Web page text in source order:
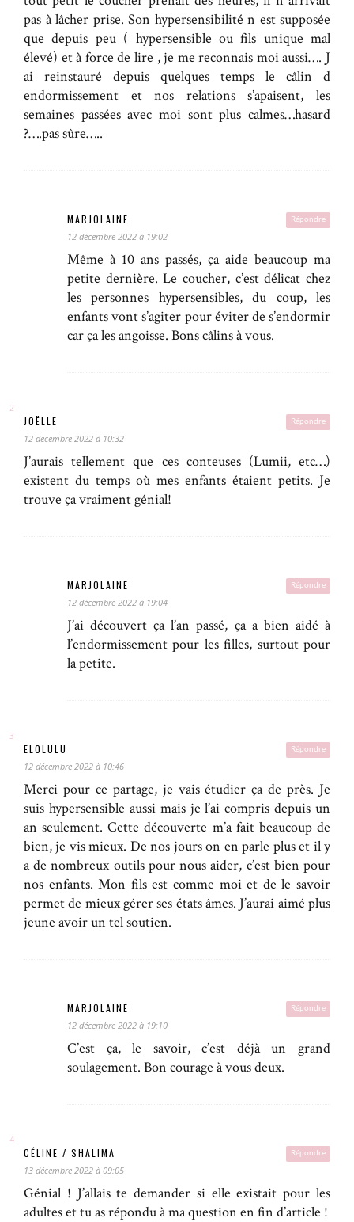
pas à lâcher prise. Son hypersensibilité n est supposée
que depuis peu ( hypersensible ou fils unique mal
élevé) et à force de lire , je me reconnais moi aussi…. J
ai reinstauré depuis quelques temps le câlin d
endormissement et nos relations s’apaisent, les
semaines passées avec moi sont plus calmes…hasard
?….pas sûre…..
Répondre
MARJOLAINE
12 décembre 2022 à 19:02
Même à 10 ans passés, ça aide beaucoup ma
petite dernière. Le coucher, c’est délicat chez
les personnes hypersensibles, du coup, les
enfants vont s’agiter pour éviter de s’endormir
car ça les angoisse. Bons câlins à vous.
Répondre
JOËLLE
12 décembre 2022 à 10:32
J’aurais tellement que ces conteuses (Lumii, etc…)
existent du temps où mes enfants étaient petits. Je
trouve ça vraiment génial!
Répondre
MARJOLAINE
12 décembre 2022 à 19:04
J’ai découvert ça l’an passé, ça a bien aidé à
l’endormissement pour les filles, surtout pour
la petite.
Répondre
ELOLULU
12 décembre 2022 à 10:46
Merci pour ce partage, je vais étudier ça de près. Je
suis hypersensible aussi mais je l’ai compris depuis un
an seulement. Cette découverte m’a fait beaucoup de
bien, je vis mieux. De nos jours on en parle plus et il y
a de nombreux outils pour nous aider, c’est bien pour
nos enfants. Mon fils est comme moi et de le savoir
permet de mieux gérer ses états âmes. J’aurai aimé plus
jeune avoir un tel soutien.
Répondre
MARJOLAINE
12 décembre 2022 à 19:10
C’est ça, le savoir, c’est déjà un grand
soulagement. Bon courage à vous deux.
Répondre
CÉLINE / SHALIMA
13 décembre 2022 à 09:05
Génial ! J’allais te demander si elle existait pour les
adultes et tu as répondu à ma question en fin d’article !